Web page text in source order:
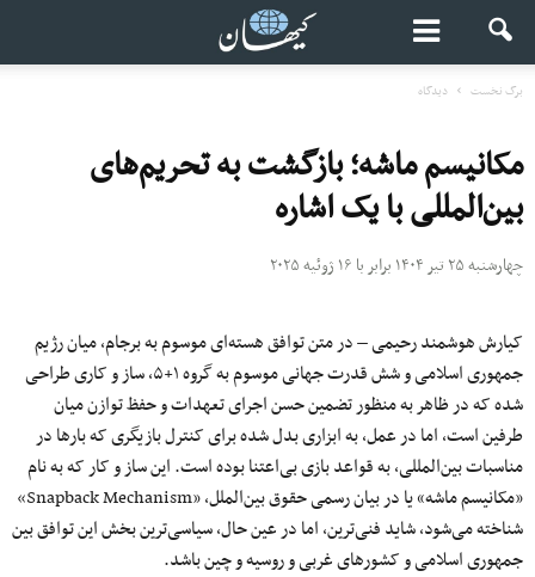
برگ نخست دیدگاه
مکانیسم ماشه؛ بازگشت به تحریم‌های
بین‌المللی با یک اشاره
چهارشنبه ۲۵ تیر ۱۴۰۴ برابر با ۱۶ ژوئیه ۲۰۲۵
کیارش هوشمند رحیمی – در متن توافق هسته‌ای موسوم به برجام، میان رژیم
جمهوری اسلامی و شش قدرت جهانی موسوم به گروه ۱+۵، ساز و کاری طراحی
شده که در ظاهر به منظور تضمین حسن اجرای تعهدات و حفظ توازن میان
طرفین است، اما در عمل، به ابزاری بدل شده برای کنترل بازیگری که بارها در
مناسبات بین‌المللی، به قواعد بازی بی‌اعتنا بوده است. این ساز و کار که به‌ نام
«مکانیسم ماشه» یا در بیان رسمی‌ حقوق بین‌الملل، «Snapback Mechanism»
شناخته می‌شود، شاید فنی‌ترین، اما در عین حال، سیاسی‌ترین بخش این توافق بین
جمهوری اسلامی و کشورهای غربی و روسیه و چین باشد.